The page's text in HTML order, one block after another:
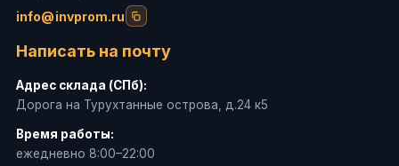
info@invprom.ru
Написать на почту
Адрес склада (СПб):
Дорога на Турухтанные острова, д.24 к5
Время работы:
ежедневно 8:00–22:00